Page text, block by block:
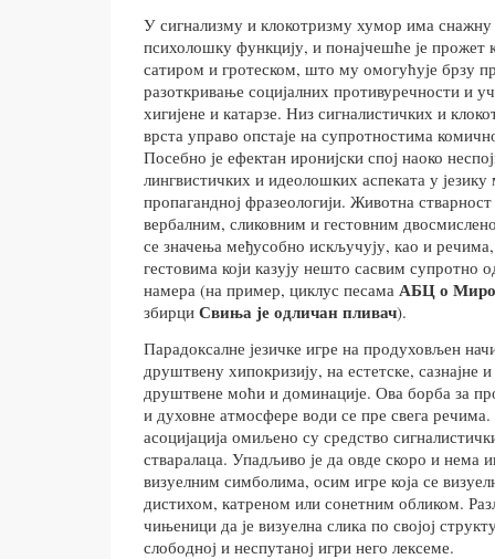
У сигнализму и клокотризму хумор има
психолошку функцију, и понајчешће је прожет
сатиром и гротеском, што му омогућује брзу
разоткривање социјалних противуречности и
хигијене и катарзе. Низ сигналистичких и
врста управо опстаје на супротностима
Посебно је ефектан иронијски спој наоко
лингвистичких и идеолошких аспеката у
пропагандној фразеологији. Животна
вербалним, сликовним и гестовним
се значења међусобно искључују, као и
гестовима који казују нешто сасвим супротно
намера (на пример, циклус песама АБЦ о
збирци Свиња је одличан пливач).
Парадоксалне језичке игре на продуховљен
друштвену хипокризију, на естетске, сазнајне
друштвене моћи и доминације. Ова борба за
и духовне атмосфере води се пре свега
асоцијација омиљено су средство
стваралаца. Упадљиво је да овде скоро и нема
визуелним симболима, осим игре која се
дистихом, катреном или сонетним обликом.
чињеници да је визуелна слика по својој
слободној и неспутаној игри него лексеме.